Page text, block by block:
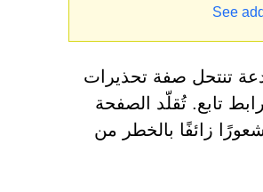
See
تنتحل صفة تحذيرات
تابع. تُقلّد الصفحة
زائفًا بالخطر من